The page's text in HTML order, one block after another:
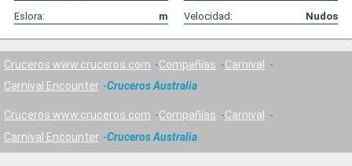
Eslora:
m Velocidad: Nudos
Cruceros www.cruceros.com Compañías
Carnival
Carnival Encounter
Cruceros Australia
Cruceros www.cruceros.com Compañías
Carnival
Carnival Encounter
Cruceros Australia